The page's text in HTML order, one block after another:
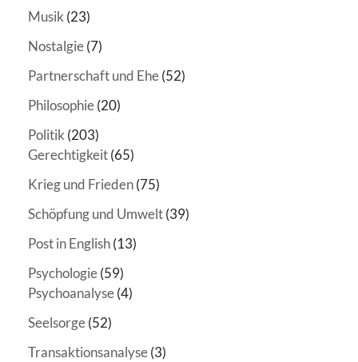
Musik(23)
Nostalgie(7)
Partnerschaft und Ehe(52)
Philosophie(20)
Politik(203)
Gerechtigkeit(65)
Krieg und Frieden(75)
Schöpfung und Umwelt(39)
Post in English(13)
Psychologie(59)
Psychoanalyse(4)
Seelsorge(52)
Transaktionsanalyse(3)